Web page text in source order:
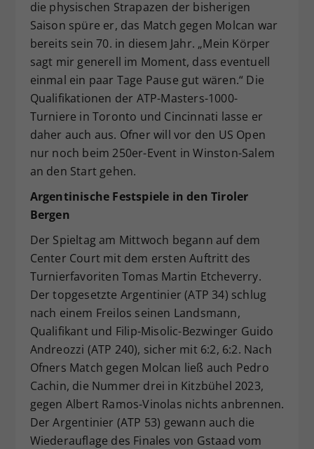
die physischen Strapazen der bisherigen
Saison spüre er, das Match gegen Molcan war
bereits sein 70. in diesem Jahr. „Mein Körper
sagt mir generell im Moment, dass eventuell
einmal ein paar Tage Pause gut wären.“ Die
Qualifikationen der ATP-Masters-1000-
Turniere in Toronto und Cincinnati lasse er
daher auch aus. Ofner will vor den US Open
nur noch beim 250er-Event in Winston-Salem
an den Start gehen.
Argentinische Festspiele in den Tiroler
Bergen
Der Spieltag am Mittwoch begann auf dem
Center Court mit dem ersten Auftritt des
Turnierfavoriten Tomas Martin Etcheverry.
Der topgesetzte Argentinier (ATP 34) schlug
nach einem Freilos seinen Landsmann,
Qualifikant und Filip-Misolic-Bezwinger Guido
Andreozzi (ATP 240), sicher mit 6:2, 6:2. Nach
Ofners Match gegen Molcan ließ auch Pedro
Cachin, die Nummer drei in Kitzbühel 2023,
gegen Albert Ramos-Vinolas nichts anbrennen.
Der Argentinier (ATP 53) gewann auch die
Wiederauflage des Finales von Gstaad vom